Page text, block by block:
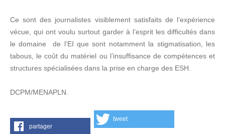
Ce sont des journalistes visiblement satisfaits de l’expérience
vécue, qui ont voulu surtout garder à l’esprit les difficultés dans
le domaine de l’EI que sont notamment la stigmatisation, les
tabous, le coût du matériel ou l’insuffisance de compétences et
structures spécialisées dans la prise en charge des ESH.
DCPM/MENAPLN.
partager
tweet